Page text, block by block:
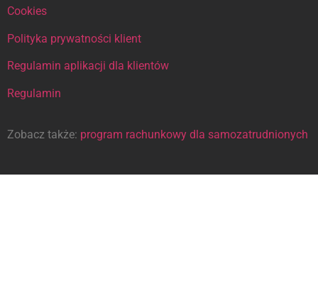
Cookies
Polityka prywatności klient
Regulamin aplikacji dla klientów
Regulamin
Zobacz także: program rachunkowy dla samozatrudnionych